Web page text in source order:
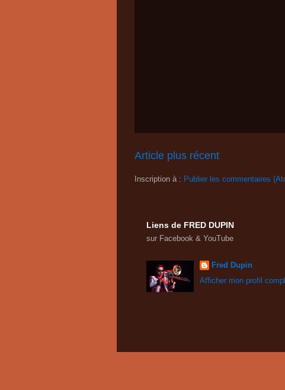
Article plus récent
Inscription à : Publier les commentaires
Liens de FRED DUPIN
sur Facebook & YouTube
Fred Dupin
Afficher mon profil